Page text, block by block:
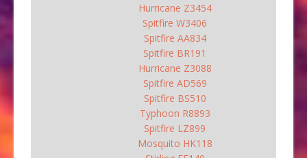
Hurricane Z3454
Spitfire W3406
Spitfire AA834
Spitfire BR191
Hurricane Z3088
Spitfire AD569
Spitfire BS510
Typhoon R8893
Spitfire LZ899
Mosquito HK118